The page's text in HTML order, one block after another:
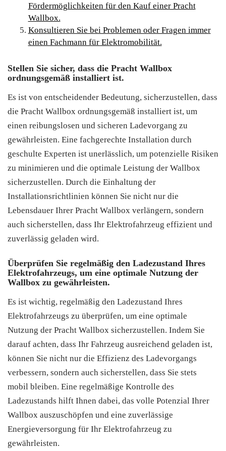
Fördermöglichkeiten für den Kauf einer Pracht
Wallbox.
Konsultieren Sie bei Problemen oder Fragen immer
einen Fachmann für Elektromobilität.
Stellen Sie sicher, dass die Pracht Wallbox
ordnungsgemäß installiert ist.
Es ist von entscheidender Bedeutung, sicherzustellen, dass
die Pracht Wallbox ordnungsgemäß installiert ist, um
einen reibungslosen und sicheren Ladevorgang zu
gewährleisten. Eine fachgerechte Installation durch
geschulte Experten ist unerlässlich, um potenzielle Risiken
zu minimieren und die optimale Leistung der Wallbox
sicherzustellen. Durch die Einhaltung der
Installationsrichtlinien können Sie nicht nur die
Lebensdauer Ihrer Pracht Wallbox verlängern, sondern
auch sicherstellen, dass Ihr Elektrofahrzeug effizient und
zuverlässig geladen wird.
Überprüfen Sie regelmäßig den Ladezustand Ihres
Elektrofahrzeugs, um eine optimale Nutzung der
Wallbox zu gewährleisten.
Es ist wichtig, regelmäßig den Ladezustand Ihres
Elektrofahrzeugs zu überprüfen, um eine optimale
Nutzung der Pracht Wallbox sicherzustellen. Indem Sie
darauf achten, dass Ihr Fahrzeug ausreichend geladen ist,
können Sie nicht nur die Effizienz des Ladevorgangs
verbessern, sondern auch sicherstellen, dass Sie stets
mobil bleiben. Eine regelmäßige Kontrolle des
Ladezustands hilft Ihnen dabei, das volle Potenzial Ihrer
Wallbox auszuschöpfen und eine zuverlässige
Energieversorgung für Ihr Elektrofahrzeug zu
gewährleisten.